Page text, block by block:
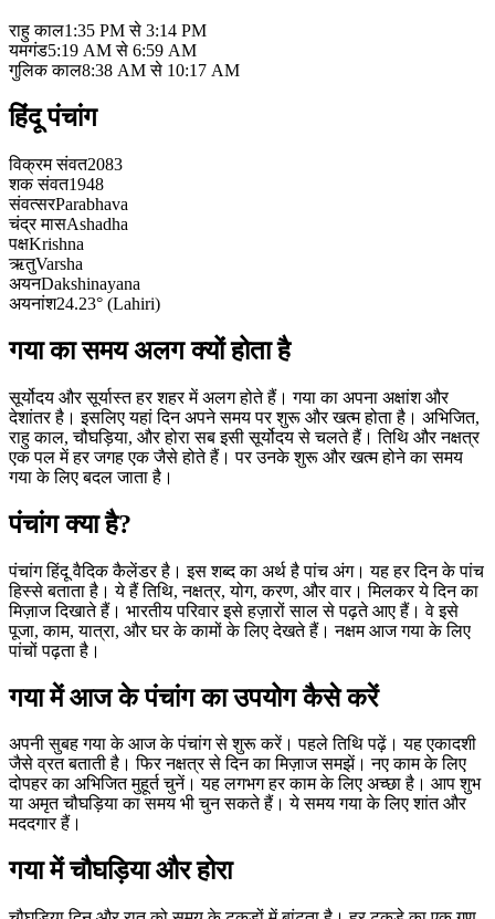
राहु काल1:35 PM से 3:14 PM
यमगंड5:19 AM से 6:59 AM
गुलिक काल8:38 AM से 10:17 AM
हिंदू पंचांग
विक्रम संवत2083
शक संवत1948
संवत्सरParabhava
चंद्र मासAshadha
पक्षKrishna
ऋतुVarsha
अयनDakshinayana
अयनांश24.23° (Lahiri)
गया का समय अलग क्यों होता है
सूर्योदय और सूर्यास्त हर शहर में अलग होते हैं। गया का अपना अक्षांश और
देशांतर है। इसलिए यहां दिन अपने समय पर शुरू और खत्म होता है। अभिजित,
राहु काल, चौघड़िया, और होरा सब इसी सूर्योदय से चलते हैं। तिथि और नक्षत्र
एक पल में हर जगह एक जैसे होते हैं। पर उनके शुरू और खत्म होने का समय
गया के लिए बदल जाता है।
पंचांग क्या है?
पंचांग हिंदू वैदिक कैलेंडर है। इस शब्द का अर्थ है पांच अंग। यह हर दिन के पांच
हिस्से बताता है। ये हैं तिथि, नक्षत्र, योग, करण, और वार। मिलकर ये दिन का
मिज़ाज दिखाते हैं। भारतीय परिवार इसे हज़ारों साल से पढ़ते आए हैं। वे इसे
पूजा, काम, यात्रा, और घर के कामों के लिए देखते हैं। नक्षम आज गया के लिए
पांचों पढ़ता है।
गया में आज के पंचांग का उपयोग कैसे करें
अपनी सुबह गया के आज के पंचांग से शुरू करें। पहले तिथि पढ़ें। यह एकादशी
जैसे व्रत बताती है। फिर नक्षत्र से दिन का मिज़ाज समझें। नए काम के लिए
दोपहर का अभिजित मुहूर्त चुनें। यह लगभग हर काम के लिए अच्छा है। आप शुभ
या अमृत चौघड़िया का समय भी चुन सकते हैं। ये समय गया के लिए शांत और
मददगार हैं।
गया में चौघड़िया और होरा